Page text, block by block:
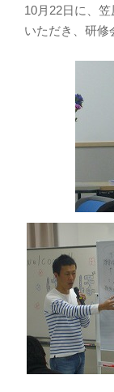
10月22日に、
いただき、研修